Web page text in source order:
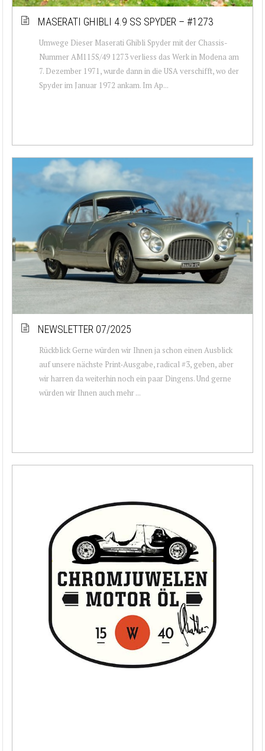
MASERATI GHIBLI 4.9 SS SPYDER – #1273
Umwege Dieser Maserati Ghibli Spyder mit der Chassis-
Nummer AM115S/49 1273 verliess das Werk in Modena am
7. Dezember 1971, wurde dann in die USA verschifft, wo der
Spyder im Januar 1972 ankam. Im Ap...
NEWSLETTER 07/2025
Rückblick Gerne würden wir Ihnen ja schon einen Ausblick
auf unsere nächste Print-Ausgabe, radical #3, geben, aber
wir harren da weiterhin noch ein paar Dingens. Und gerne
würden wir Ihnen auch mehr ...